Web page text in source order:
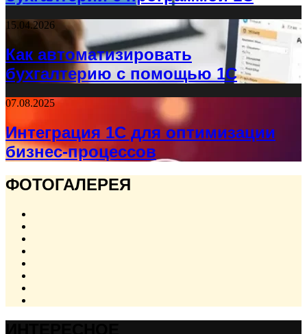
15.04.2026
Как автоматизировать
бухгалтерию с помощью 1С
07.08.2025
Интеграция 1С для оптимизации
бизнес-процессов
ФОТОГАЛЕРЕЯ